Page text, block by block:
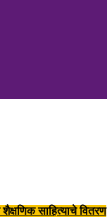
साहित्याचे वितरण